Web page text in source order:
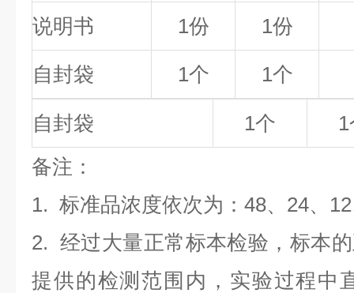
说明书 1份 1份
自封袋 1个 1个
自封袋 1个
备注 ：
1. 标准品浓度依次为：48、24、
2. 经过大量正常标本检验，标本
提供的检测范围内，实验过程中